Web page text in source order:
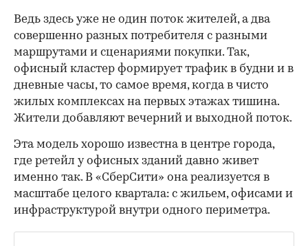
Ведь здесь уже не один поток жителей, а два
совершенно разных потребителя с разными
маршрутами и сценариями покупки. Так,
офисный кластер формирует трафик в будни и в
дневные часы, то самое время, когда в чисто
жилых комплексах на первых этажах тишина.
Жители добавляют вечерний и выходной поток.
Эта модель хорошо известна в центре города,
где ретейл у офисных зданий давно живет
именно так. В «СберСити» она реализуется в
масштабе целого квартала: с жильем, офисами и
инфраструктурой внутри одного периметра.